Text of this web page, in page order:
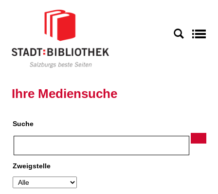
Ihre Mediensuche
Suche
Zweigstelle